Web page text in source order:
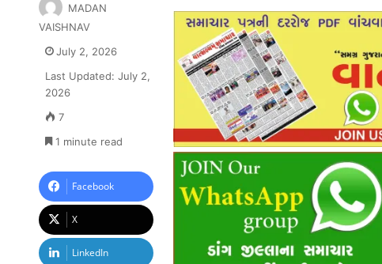
MADAN
VAISHNAV
July 2, 2026
Last Updated: July 2,
2026
7
1 minute read
Facebook
X
LinkedIn